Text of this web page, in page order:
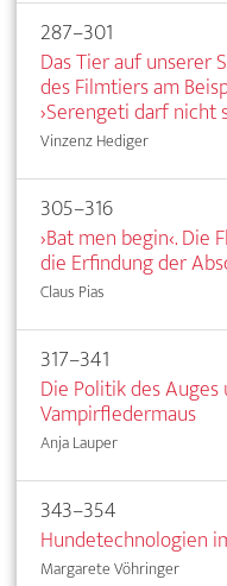
287–301
Das Tier auf unserer
des Filmtiers am
›Serengeti darf nicht
Vinzenz Hediger
305–316
›Bat men begin‹. Die
die Erfindung der
Claus Pias
317–341
Die Politik des
Vampirfledermaus
Anja Lauper
343–354
Hundetechnologien
Margarete Vöhringer